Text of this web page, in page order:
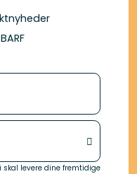
skal levere dine fremtidige